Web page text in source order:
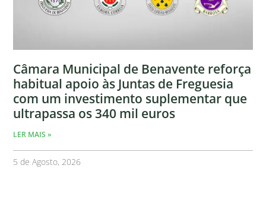
Câmara Municipal de Benavente reforça
habitual apoio às Juntas de Freguesia
com um investimento suplementar que
ultrapassa os 340 mil euros
LER MAIS »
5 de Agosto, 2026